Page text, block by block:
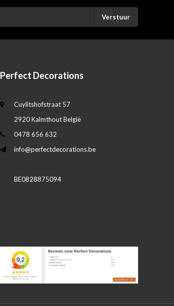
Verstuur
Perfect Decorations
Cuylitshofstraat 57
2920 Kalmthout België
0478 656 632
info@perfectdecorations.be
BE0828875094